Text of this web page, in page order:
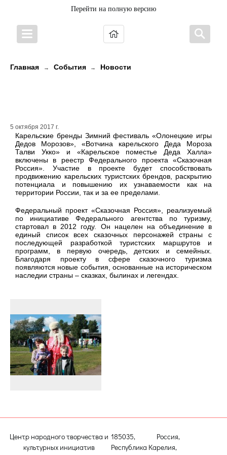
Перейти на полную версию
Главная → События → Новости
5 октября 2017 г.
Карельские бренды Зимний фестиваль «Олонецкие игры
Дедов Морозов», «Вотчина карельского Деда Мороза
Талви Укко» и «Карельское поместье Деда Халла»
включены в реестр Федерального проекта «Сказочная
Россия». Участие в проекте будет способствовать
продвижению карельских туристских брендов, раскрытию
потенциала и повышению их узнаваемости как на
территории России, так и за ее пределами.
Федеральный проект «Сказочная Россия», реализуемый
по инициативе Федерального агентства по туризму,
стартовал в 2012 году. Он нацелен на объединение в
единый список всех сказочных персонажей страны с
последующей разработкой туристских маршрутов и
программ, в первую очередь, детских и семейных.
Благодаря проекту в сфере сказочного туризма
появляются новые события, основанные на историческом
наследии страны – сказках, былинах и легендах.
Центр народного творчества и
культурных инициатив
185035, Россия,
Республика Карелия,